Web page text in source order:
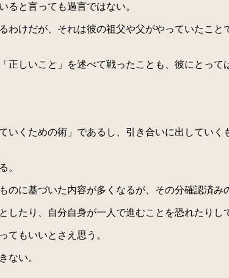
と言っても過言ではない。
けだが、それは彼の祖父や父がやっていたこ
しいこと」を述べて戦ったことも、彼にとって
くための術」であるし、引き合いに出していく
。
に基づいた内容が多くなるが、その分確認済み
たり、自分自身が一人で進むことを恐れたりし
もいいとさえ思う。
ない。